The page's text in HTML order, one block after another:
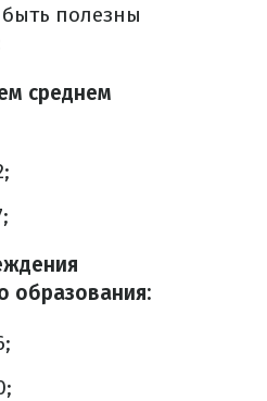
полезны
среднем
образования: